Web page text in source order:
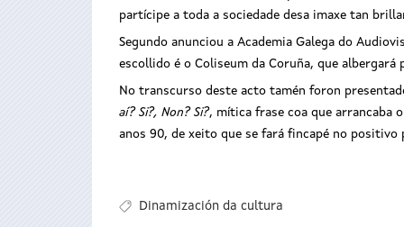
partícipe a toda a sociedade desa imaxe tan
Segundo anunciou a Academia Galega do
escollido é o Coliseum da Coruña, que
No transcurso deste acto tamén foron
aí? Si?, Non? Si?, mítica frase coa que arrancaba
anos 90, de xeito que se fará fincapé no
Dinamización da cultura